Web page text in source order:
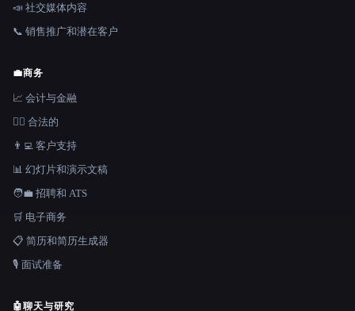
📣 社交媒体内容
📞 销售推广和潜在客户
💼商务
📈 会计与金融
👩‍⚖️ 合法的
👨‍💻 客户支持
📊 幻灯片和演示文稿
🧑‍💼 招聘和 ATS
🛒 电子商务
📋 简历和简历生成器
🎙️ 面试准备
🤖聊天与研究